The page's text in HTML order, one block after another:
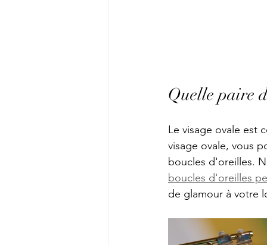
Quelle paire
Le visage ovale est
visage ovale, vous
boucles d'oreilles.
boucles d'oreilles
de glamour à votre